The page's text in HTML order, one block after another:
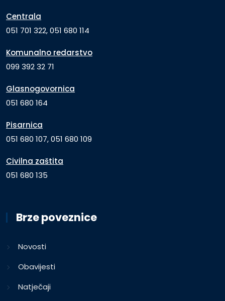
Centrala
051 701 322, 051 680 114
Komunalno redarstvo
099 392 32 71
Glasnogovornica
051 680 164
Pisarnica
051 680 107, 051 680 109
Civilna zaštita
051 680 135
Brze poveznice
Novosti
Obavijesti
Natječaji